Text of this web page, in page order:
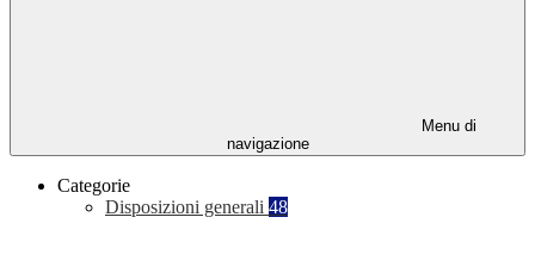
Menu di
navigazione
Categorie
Disposizioni generali 48